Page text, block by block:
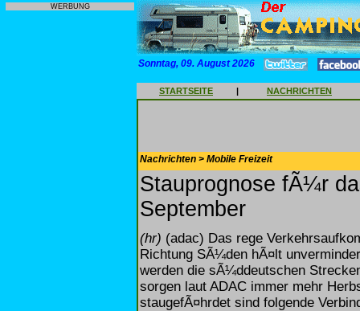
WERBUNG
Sonntag, 09. August 2026
STARTSEITE | NACHRICHTEN
Nachrichten > Mobile Freizeit
Stauprognose fÃ¼r
September
(hr) (adac) Das rege
Richtung SÃ¼den hÃ¤lt
werden die sÃ¼ddeutschen
sorgen laut ADAC immer mehr
staugefÃ¤hrdet sind folgende